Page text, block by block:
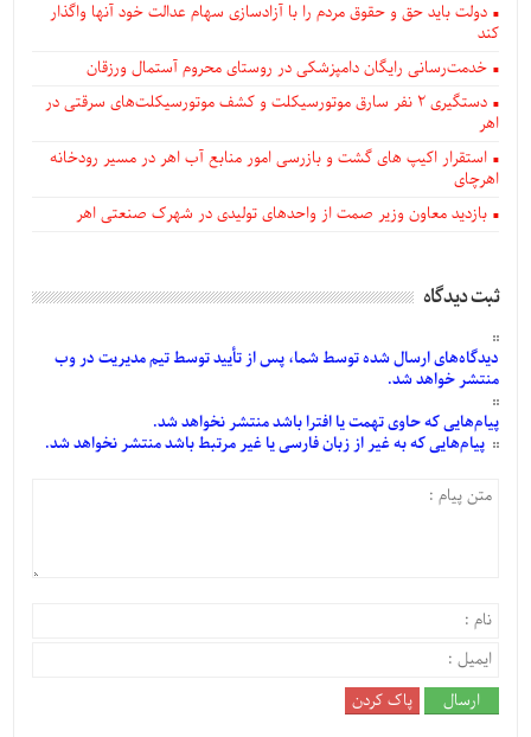
دولت باید حق و حقوق مردم را با آزادسازی سهام عدالت خود آنها واگذار
کند
خدمت‌رسانی رایگان دامپزشکی در روستای محروم آستمال ورزقان
دستگيری ۲ نفر سارق موتورسیکلت و کشف موتورسیکلت‌های سرقتی در
اهر
استقرار اکیپ های گشت و بازرسی امور منابع آب اهر در مسیر رودخانه
اهرچای
بازدید معاون وزیر صمت از واحدهای تولیدی در شهرک صنعتی اهر
ثبت دیدگاه
دیدگاه‌هایارسالشدهتوسط شما، پس ازتأییدتوسط تیم مدیریت در وب
منتشر خواهد شد.
پیام‌هاییکه حاوی تهمت یا افترا باشد منتشر نخواهد شد.
پیام‌هاییکه به غیر از زبان فارسی یا غیر مرتبط باشد منتشر نخواهد شد.